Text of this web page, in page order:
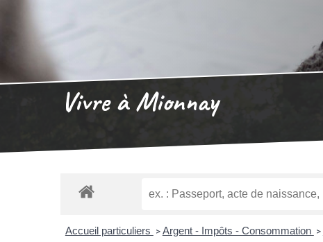
Vivre à Mionnay
Accueil particuliers > Argent - Impôts - Consommation >